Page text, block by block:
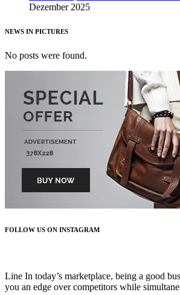
Dezember 2025
NEWS IN PICTURES
No posts were found.
FOLLOW US ON INSTAGRAM
Line In today’s marketplace, being a good
you an edge over competitors while